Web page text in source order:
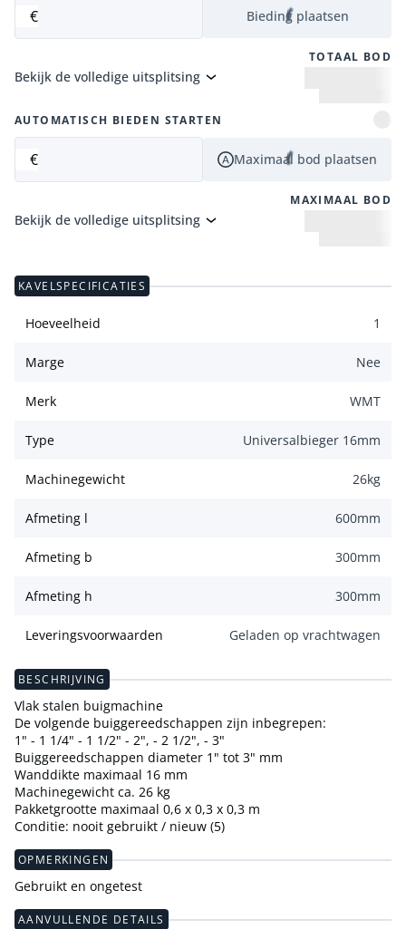
€ Bieding plaatsen
TOTAAL BOD
Bekijk de volledige uitsplitsing
AUTOMATISCH BIEDEN STARTEN
€ Maximaal bod plaatsen
MAXIMAAL BOD
Bekijk de volledige uitsplitsing
KAVELSPECIFICATIES
Hoeveelheid 1
Marge Nee
Merk WMT
Type Universalbieger 16mm
Machinegewicht 26kg
Afmeting l 600mm
Afmeting b 300mm
Afmeting h 300mm
Leveringsvoorwaarden Geladen op vrachtwagen
BESCHRIJVING
Vlak stalen buigmachine
De volgende buiggereedschappen zijn inbegrepen:
1" - 1 1/4" - 1 1/2" - 2", - 2 1/2", - 3"
Buiggereedschappen diameter 1" tot 3" mm
Wanddikte maximaal 16 mm
Machinegewicht ca. 26 kg
Pakketgrootte maximaal 0,6 x 0,3 x 0,3 m
Conditie: nooit gebruikt / nieuw (5)
OPMERKINGEN
Gebruikt en ongetest
AANVULLENDE DETAILS